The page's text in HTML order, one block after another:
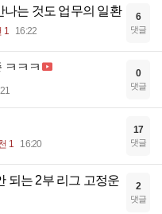
나는 것도 업무의 일환
1 16:22
6
댓글
ㅋㅋㅋ 0
댓글
1 16:20
17
댓글
되는 2부 리그 고정운
2
댓글